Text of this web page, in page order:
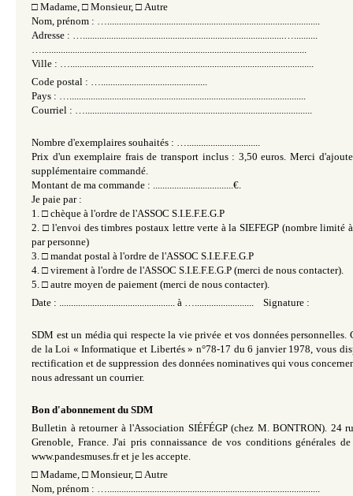
□ Madame, □ Monsieur, □ Autre
Nom, prénom : …..........................................................................................
Adresse : ….....................................................................................…..........
…................................................................................................................
Ville : ….......................................................................................................
Code postal : ….............................................
Pays : …....................................................................................................
Courriel : …................................................................................................
Nombre d'exemplaires souhaités : …...............................
Prix d'un exemplaire frais de transport inclus : 3,50 euros. Merci
supplémentaire commandé.
Montant de ma commande : ..................................€.
Je paie par :
1. □ chèque à l'ordre de l'ASSOC S.I.E.F.E.G.P
2. □ l'envoi des timbres postaux lettre verte à la SIEFEGP (nombre limité
par personne)
3. □ mandat postal à l'ordre de l'ASSOC S.I.E.F.E.G.P
4. □ virement à l'ordre de l'ASSOC S.I.E.F.E.G.P (merci de nous contacter).
5. □ autre moyen de paiement (merci de nous contacter).
Date : ................................................. à …......................... Signature :
SDM est un média qui respecte la vie privée et vos données
de la Loi « Informatique et Libertés » n°78-17 du 6 janvier 1978, vous
rectification et de suppression des données nominatives qui vous
nous adressant un courrier.
Bon d'abonnement du SDM
Bulletin à retourner à l'Association SIÉFÉGP (chez M. BONTRON). 24
Grenoble, France. J'ai pris connaissance de vos conditions générales
www.pandesmuses.fr et je les accepte.
□ Madame, □ Monsieur, □ Autre
Nom, prénom : …..........................................................................................